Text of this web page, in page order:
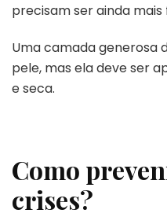
precisam ser ainda mais
Uma camada generosa
pele, mas ela deve ser
e seca.
Como
crises?